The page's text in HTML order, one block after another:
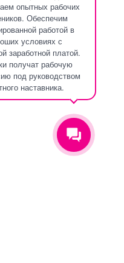
опытных рабочих
Обеспечим
работой в
условиях с
заработной платой.
получат рабочую
под руководством
наставника.